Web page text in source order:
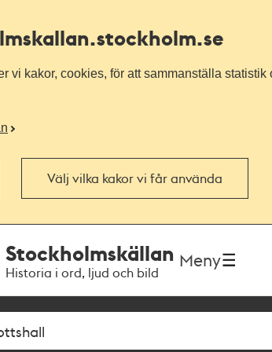
.stockholm.se
vi kakor, cookies, för att sammanställa statistik
Välj vilka kakor vi får använda
Stockholmskällan
Historia i ord, ljud och bild
Meny